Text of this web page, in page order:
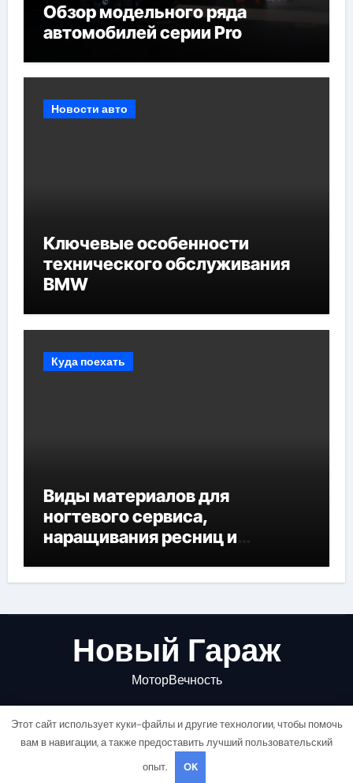
Обзор модельного ряда
автомобилей серии Pro
Новости авто
Ключевые особенности
технического обслуживания
BMW
Куда поехать
Виды материалов для
ногтевого сервиса,
наращивания ресниц и
Новый Гараж
МоторВечность
Copyright © All rights reserved |
Этот сайт использует куки-файлы и другие технологии, чтобы помочь
вам в навигации, а также предоставить лучший пользовательский
опыт.
OK